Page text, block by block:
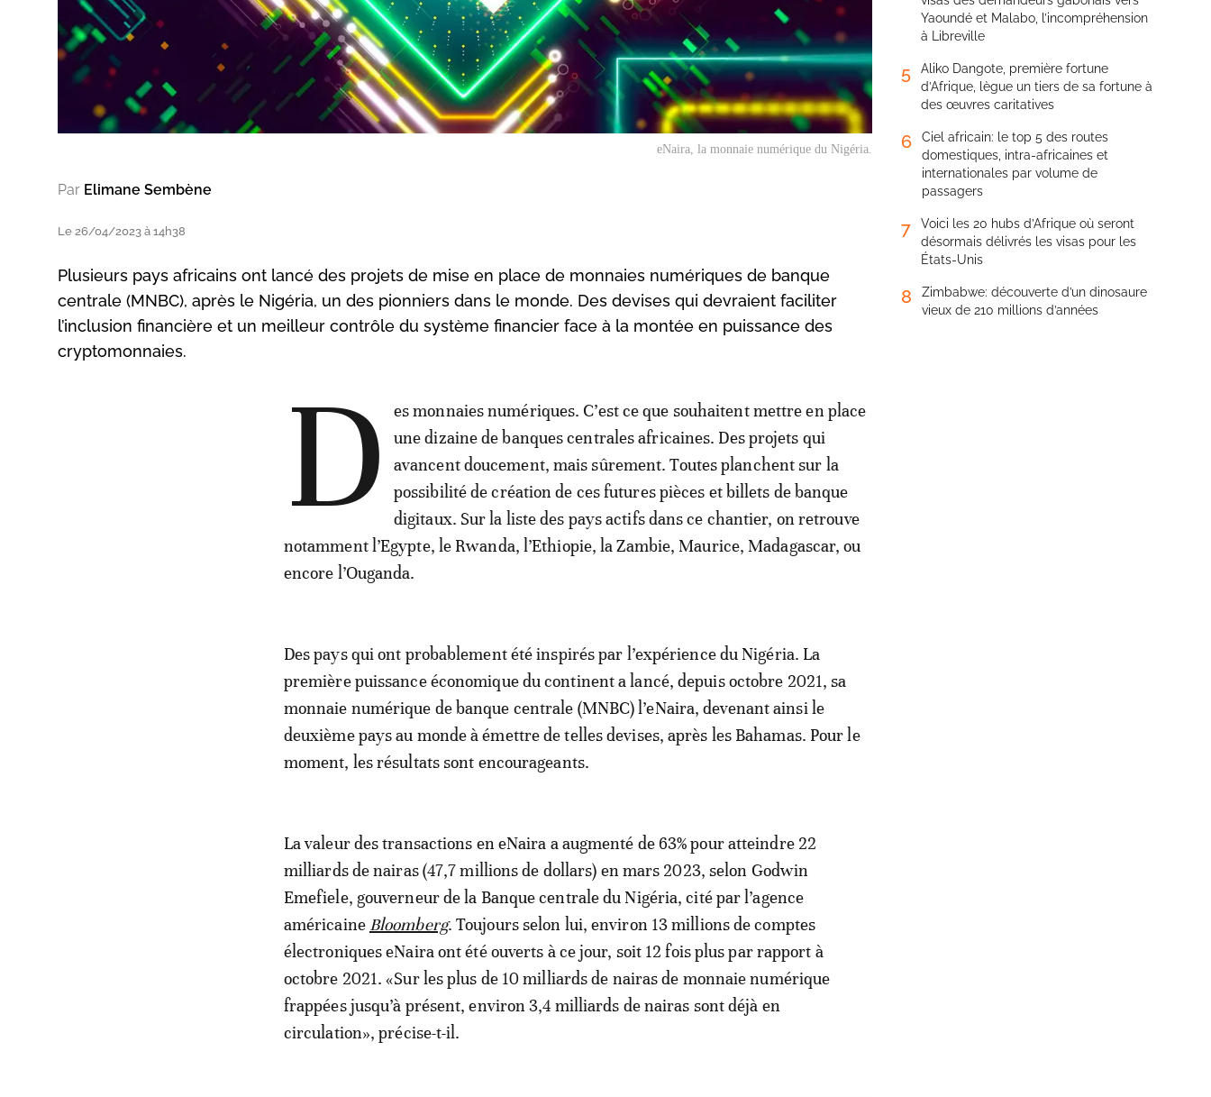
eNaira, la monnaie numérique du Nigéria.
Par Elimane Sembène
Le 26/04/2023 à 14h38
Plusieurs pays africains ont lancé des projets de mise en place de monnaies numériques de banque
centrale (MNBC), après le Nigéria, un des pionniers dans le monde. Des devises qui devraient faciliter
l’inclusion financière et un meilleur contrôle du système financier face à la montée en puissance des
cryptomonnaies.
D
es monnaies numériques. C’est ce que souhaitent mettre en place
une dizaine de banques centrales africaines. Des projets qui
avancent doucement, mais sûrement. Toutes planchent sur la
possibilité de création de ces futures pièces et billets de banque
digitaux. Sur la liste des pays actifs dans ce chantier, on retrouve
notamment l’Egypte, le Rwanda, l’Ethiopie, la Zambie, Maurice, Madagascar, ou
encore l’Ouganda.
Des pays qui ont probablement été inspirés par l’expérience du Nigéria. La
première puissance économique du continent a lancé, depuis octobre 2021, sa
monnaie numérique de banque centrale (MNBC) l’eNaira, devenant ainsi le
deuxième pays au monde à émettre de telles devises, après les Bahamas. Pour le
moment, les résultats sont encourageants.
La valeur des transactions en eNaira a augmenté de 63% pour atteindre 22
milliards de nairas (47,7 millions de dollars) en mars 2023, selon Godwin
Emefiele, gouverneur de la Banque centrale du Nigéria, cité par l’agence
américaine Bloomberg. Toujours selon lui, environ 13 millions de comptes
électroniques eNaira ont été ouverts à ce jour, soit 12 fois plus par rapport à
octobre 2021. «Sur les plus de 10 milliards de nairas de monnaie numérique
frappées jusqu’à présent, environ 3,4 milliards de nairas sont déjà en
circulation», précise-t-il.
Yaoundé et Malabo, l’incompréhension
à Libreville
5
Aliko Dangote, première fortune
d’Afrique, lègue un tiers de sa fortune à
des œuvres caritatives
6
Ciel africain: le top 5 des routes
domestiques, intra-africaines et
internationales par volume de
passagers
7
Voici les 20 hubs d’Afrique où seront
désormais délivrés les visas pour les
États-Unis
8
Zimbabwe: découverte d’un dinosaure
vieux de 210 millions d’années